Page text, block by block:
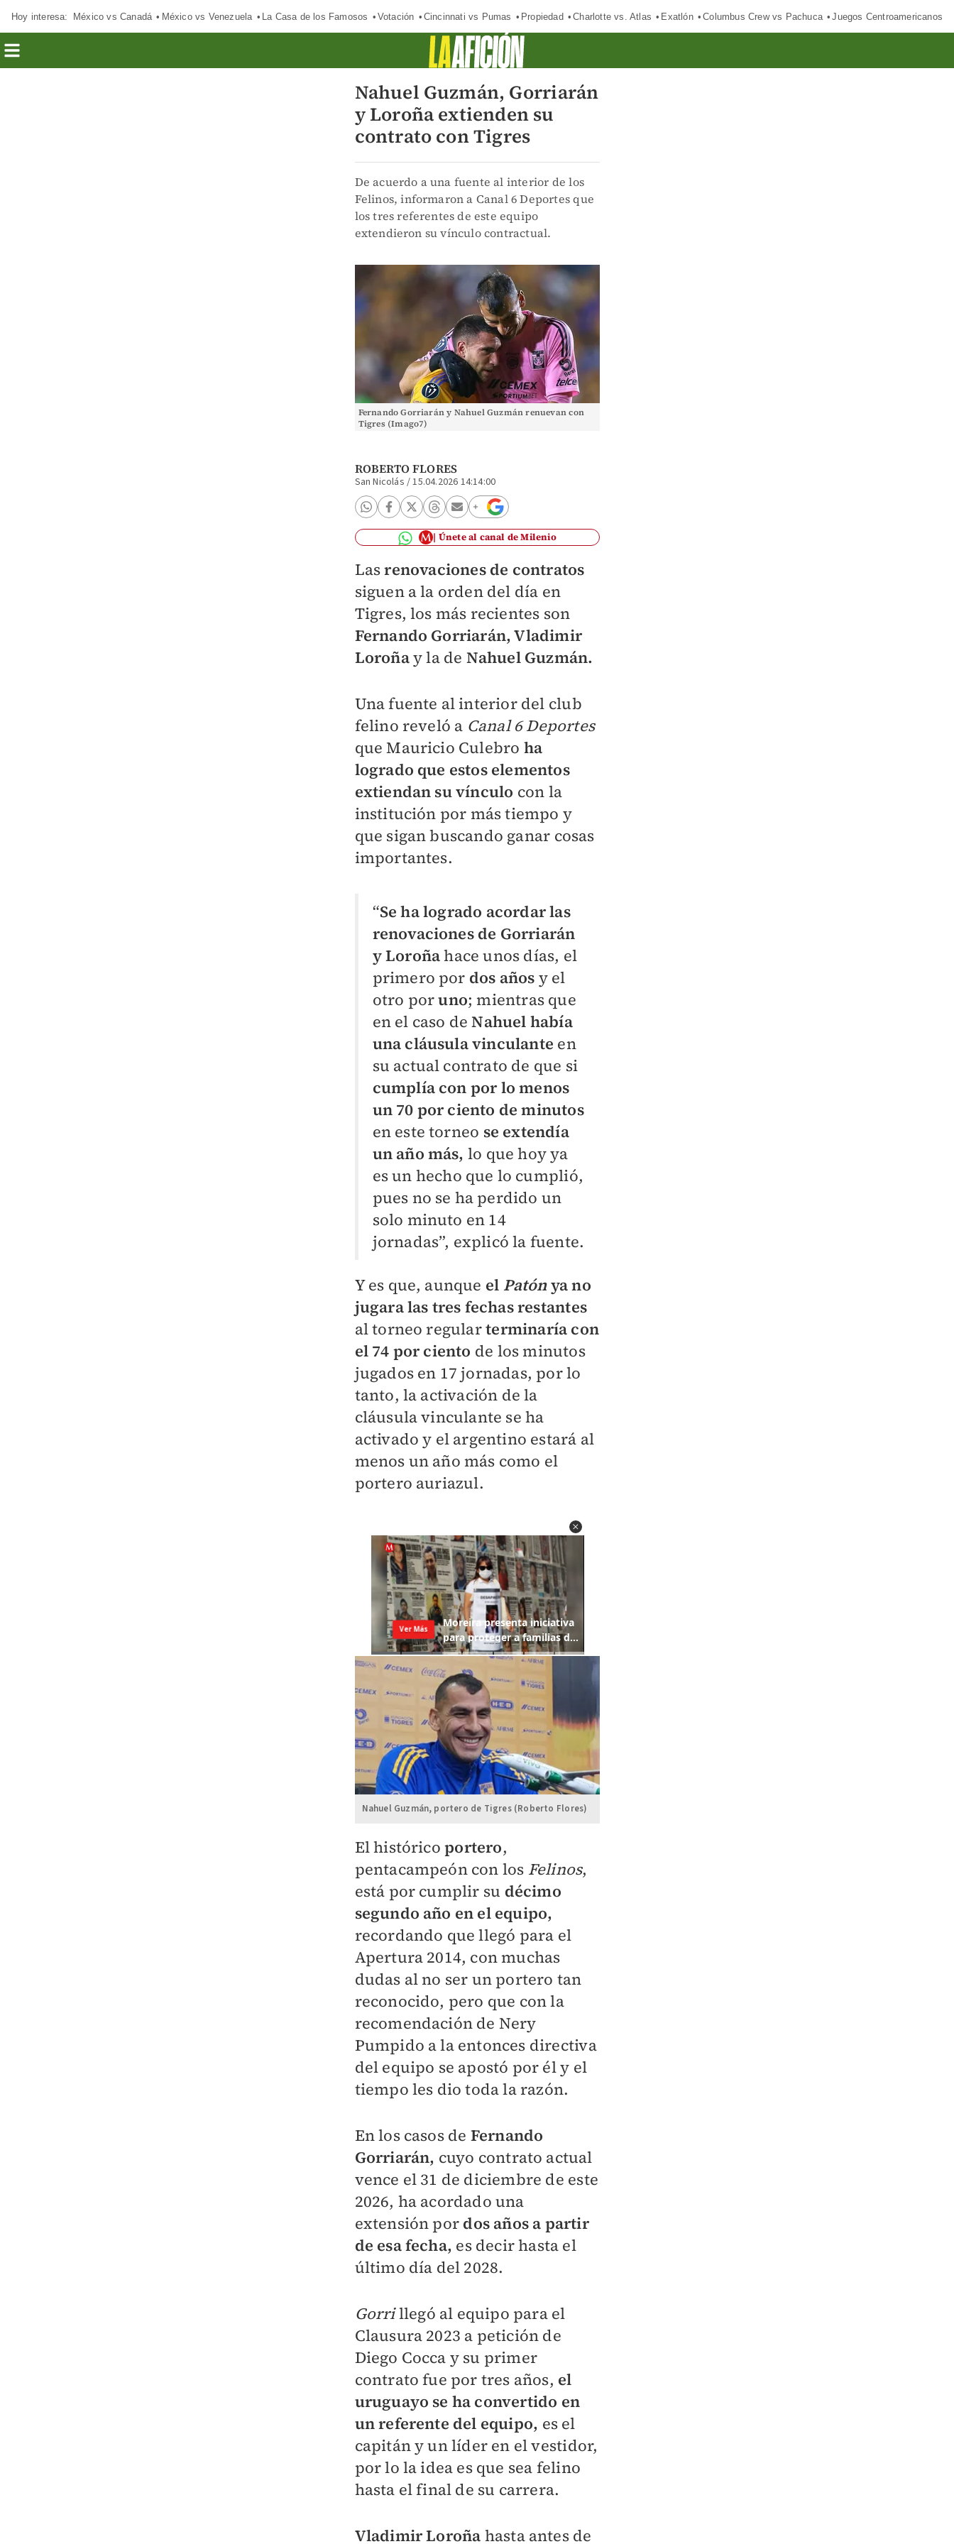
Hoy interesa: México vs Canadá México vs Venezuela La Casa de los Famosos Votación Cincinnati vs Pumas Propiedad Charlotte vs. Atlas Exatlón Columbus Crew vs Pachuca Juegos Centroamericanos
Nahuel Guzmán, Gorriarán
y Loroña extienden su
contrato con Tigres
De acuerdo a una fuente al interior de los
Felinos, informaron a Canal 6 Deportes que
los tres referentes de este equipo
extendieron su vínculo contractual.
Fernando Gorriarán y Nahuel Guzmán renuevan con
Tigres (Imago7)
ROBERTO FLORES
San Nicolás /15.04.2026 14:14:00
Únete al canal de Milenio
Lasrenovaciones de contratos
siguen a la orden del día en
Tigres, los más recientes son
Fernando Gorriarán, Vladimir
Loroñay la de Nahuel Guzmán.
Una fuente al interior del club
felino reveló a Canal 6 Deportes
que Mauricio Culebro ha
logrado que estos elementos
extiendan su vínculo con la
institución por más tiempo y
que sigan buscando ganar cosas
importantes.
“Se ha logrado acordar las
renovaciones de Gorriarán
y Loroñahace unos días, el
primero por dos años y el
otro poruno; mientras que
en el caso deNahuel había
una cláusula vinculante en
su actual contrato de que si
cumplía con por lo menos
un 70 por ciento de minutos
en este torneo se extendía
un año más, lo que hoy ya
es un hecho que lo cumplió,
pues no se ha perdido un
solo minuto en 14
jornadas”, explicó la fuente.
Y es que, aunque el Patónya no
jugara las tres fechas restantes
al torneo regularterminaría con
el 74 por ciento de los minutos
jugados en 17 jornadas, por lo
tanto, la activación de la
cláusula vinculante se ha
activado y el argentino estará al
menos un año más como el
portero auriazul.
Nahuel Guzmán, portero de Tigres (Roberto Flores)
​El históricoportero,
pentacampeón con los Felinos,
está por cumplir su décimo
segundo año en el equipo,
recordando que llegó para el
Apertura 2014, con muchas
dudas al no ser un portero tan
reconocido, pero que con la
recomendación de Nery
Pumpido a la entonces directiva
del equipo se apostó por él y el
tiempo les dio toda la razón.
En los casos de Fernando
Gorriarán, cuyo contrato actual
vence el 31 de diciembre de este
2026, ha acordado una
extensión por dos años a partir
de esa fecha, es decir hasta el
último día del 2028.
Gorrillegó al equipo para el
Clausura 2023 a petición de
Diego Cocca y su primer
contrato fue por tres años, el
uruguayo se ha convertido en
un referente del equipo, es el
capitán y un líder en el vestidor,
por lo la idea es que sea felino
hasta el final de su carrera.
Vladimir Loroña hasta antes de